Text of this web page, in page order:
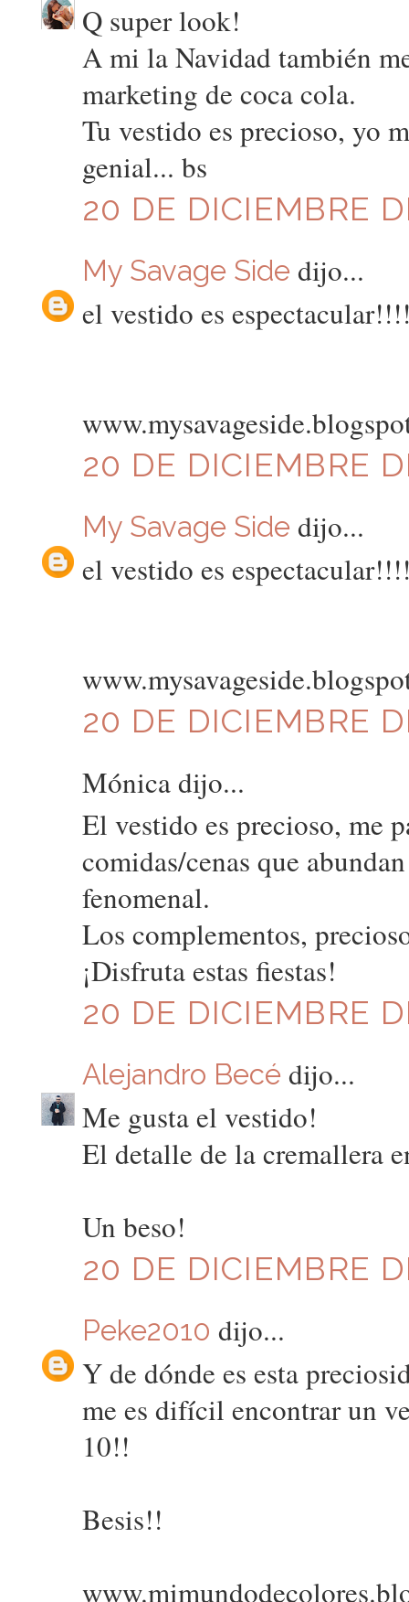
Q super look!
A mi la Navidad también
marketing de coca cola.
Tu vestido es precioso, yo
genial... bs
20 DE DICIEMBRE
My Savage Side dijo...
el vestido es
20 DE DICIEMBRE
My Savage Side dijo...
el vestido es
20 DE DICIEMBRE
Mónica dijo...
El vestido es precioso, me
comidas/cenas que
fenomenal.
Los complementos,
¡Disfruta estas fiestas!
20 DE DICIEMBRE
Alejandro Becé dijo...
Me gusta el vestido!
El detalle de la cremallera
Un beso!
20 DE DICIEMBRE
Peke2010 dijo...
Y de dónde es esta
me es difícil encontrar un
10!!
Besis!!